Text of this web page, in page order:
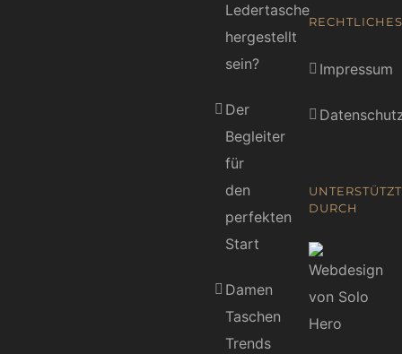
Ledertasche
hergestellt
sein?
Der
Begleiter
für
den
perfekten
Start
Damen
Taschen
Trends
RECHTLICHES
Impressum
UNTERSTÜTZT
DURCH